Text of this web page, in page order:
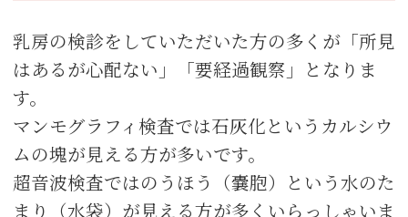
乳房の検診をしていただいた方の多くが「所見
はあるが心配ない」「要経過観察」となりま
す。
マンモグラフィ検査では石灰化というカルシウ
ムの塊が見える方が多いです。
超音波検査ではのうほう（嚢胞）という水のた
まり（水袋）が見える方が多くいらっしゃいま